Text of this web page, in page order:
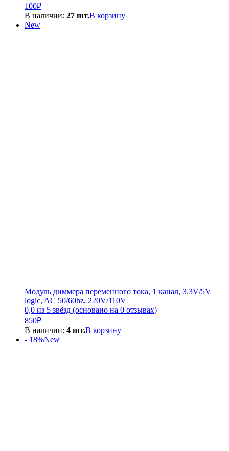
100₽
В наличии: 27 шт.В корзину
New
Модуль диммера переменного тока, 1 канал, 3.3V/5V
logic, AC 50/60hz, 220V/110V
0,0 из 5 звёзд (основано на 0 отзывах)
850₽
В наличии: 4 шт.В корзину
- 18%New